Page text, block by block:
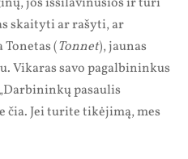
skaityti ar rašyti, ar
(Tonnet), jaunas
Vikaras savo pagalbininkus
pasaulis
čia. Jei turite tikėjimą, mes